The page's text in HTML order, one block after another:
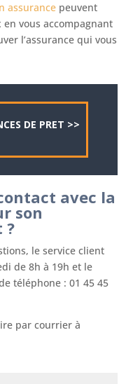
assurance peuvent
vous accompagnant
l’assurance qui vous
DE PRET >>
avec la
son
?
le service client
de 8h à 19h et le
téléphone : 01 45 45
par courrier à